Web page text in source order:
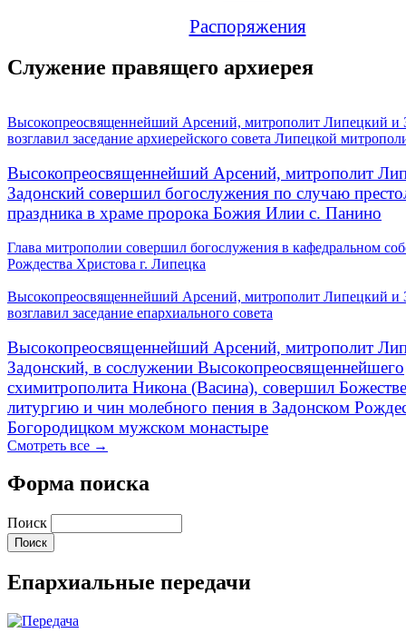
Распоряжения
Служение правящего архиерея
Высокопреосвященнейший Арсений, митрополит Липецкий и
возглавил заседание архиерейского совета Липецкой
Высокопреосвященнейший Арсений, митрополит
Задонский совершил богослужения по случаю
праздника в храме пророка Божия Илии с. Панино
Глава митрополии совершил богослужения в кафедральном
Рождества Христова г. Липецка
Высокопреосвященнейший Арсений, митрополит Липецкий и
возглавил заседание епархиального совета
Высокопреосвященнейший Арсений, митрополит
Задонский, в сослужении Высокопреосвященнейшего
схимитрополита Никона (Васина), совершил
литургию и чин молебного пения в Задонском
Богородицком мужском монастыре
Смотреть все →
Форма поиска
Поиск
Епархиальные передачи